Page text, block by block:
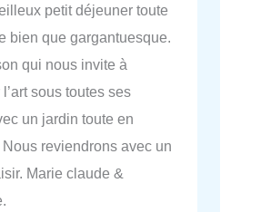
petit déjeuner toute
bien que gargantuesque.
qui nous invite à
sous toutes ses
un jardin toute en
reviendrons avec un
Marie claude &